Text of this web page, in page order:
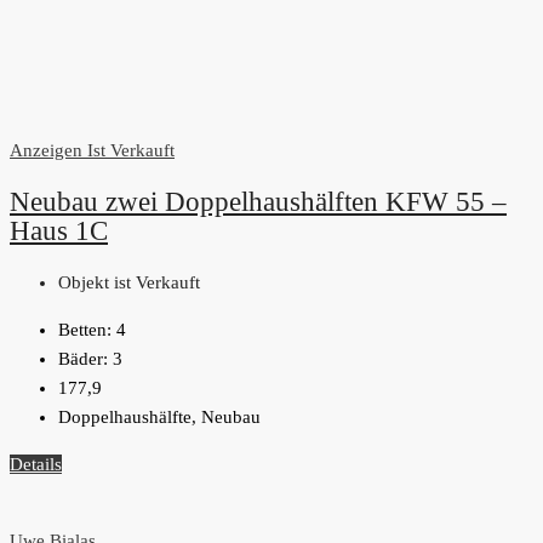
Anzeigen Ist Verkauft
Neubau zwei Doppelhaushälften KFW 55 –
Haus 1C
Objekt ist Verkauft
Betten: 4
Bäder: 3
177,9
Doppelhaushälfte, Neubau
Details